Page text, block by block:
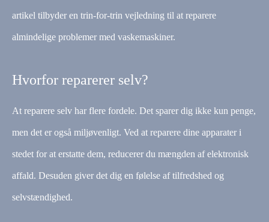
artikel tilbyder en trin-for-trin vejledning til at reparere
almindelige problemer med vaskemaskiner.
Hvorfor reparerer selv?
At reparere selv har flere fordele. Det sparer dig ikke kun penge,
men det er også miljøvenligt. Ved at reparere dine apparater i
stedet for at erstatte dem, reducerer du mængden af elektronisk
affald. Desuden giver det dig en følelse af tilfredshed og
selvstændighed.